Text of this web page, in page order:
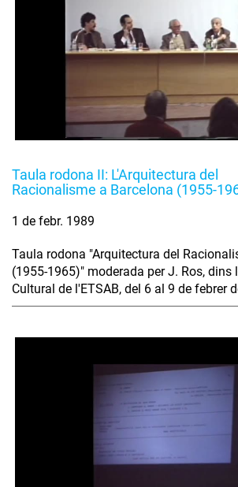
Taula rodona II: L'Arquitectura del
Racionalisme a Barcelona (1955-
1 de febr. 1989
Taula rodona "Arquitectura del
(1955-1965)" moderada per J. Ros, dins
Cultural de l'ETSAB, del 6 al 9 de febrer